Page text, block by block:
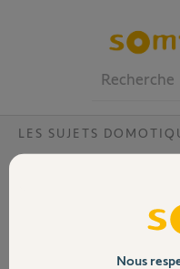
Volet
LES SUJETS
SAV Retour
Bonjour, je viens de recevoir
garantie. Je ne peux pas
d'accéder à la configuration.
Dans l'attente de vous lire.
Nous